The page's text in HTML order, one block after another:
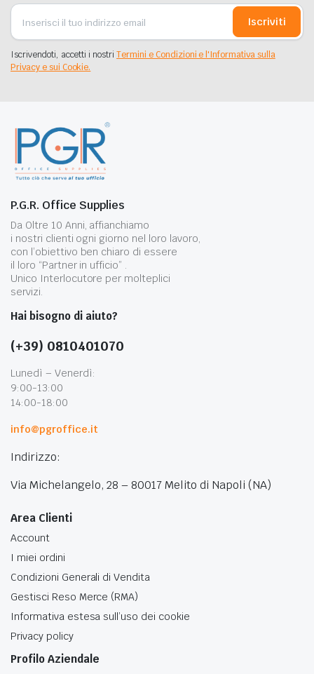
Iscriviti
Iscrivendoti, accetti i nostriTermini e Condizioni e l'Informativa sulla
Privacy e sui Cookie.
P.G.R. Office Supplies
Da Oltre 10 Anni, affianchiamo
i nostri clienti ogni giorno nel loro lavoro,
con l’obiettivo ben chiaro di essere
il loro “Partner in ufficio” .
Unico Interlocutore per molteplici
servizi.
Hai bisogno di aiuto?
(+39) 0810401070
Lunedì – Venerdì:
9:00-13:00
14:00-18:00
info@pgroffice.it
Indirizzo:
Via Michelangelo, 28 – 80017 Melito di Napoli (NA)
Area Clienti
Account
I miei ordini
Condizioni Generali di Vendita
Gestisci Reso Merce (RMA)
Informativa estesa sull’uso dei cookie
Privacy policy
Profilo Aziendale